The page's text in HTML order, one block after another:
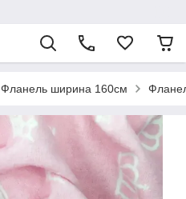
Фланель ширина 160см